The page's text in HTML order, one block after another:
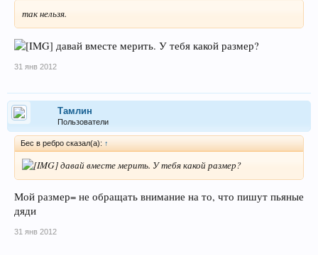
так нельзя.
давай вместе мерить. У тебя какой размер?
31 янв 2012
Тамлин
Пользователи
Бес в ребро сказал(а): ↑
давай вместе мерить. У тебя какой размер?
Мой размер= не обращать внимание на то, что пишут пьяные
дяди
31 янв 2012